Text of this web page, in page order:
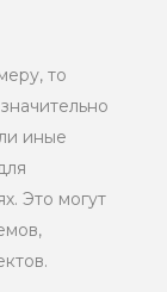
то
иные
Это могут